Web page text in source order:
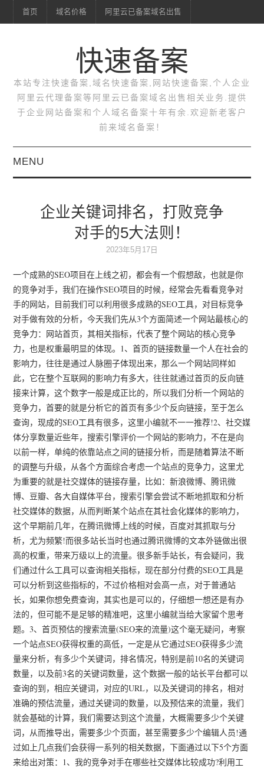
首页 域名价格 阿里云已备案域名出售
快速备案
本站专注快速备案,域名快速备案,网站快速备案,个人企业
阿里云代理备案等阿里云已备案域名出售相关业务.提供
于企业网站备案和个人域名备案十年有余.欢迎新老客户
前来域名备案！
MENU
域名价格
阿里云已备案域名出售
企业关键词排名，打败竞争
对手的5大法则！
2023年5月17日
一个成熟的SEO项目在上线之初，都会有一个假想敌，也就是你
的竞争对手，我们在操作SEO项目的时候，经常会先看看竞争对
手的网站，目前我们可以利用很多成熟的SEO工具，对目标竞争
对手做有效的分析，今天我们先从3个方面简述一个网站最核心的
竞争力：网站首页，其相关指标，代表了整个网站的核心竞争
力，也是权重最明显的体现。1、首页的链接数量一个人在社会的
影响力，往往是通过人脉圈子体现出来，那么一个网站同样如
此，它在整个互联网的影响力有多大，往往就通过首页的反向链
接来计算，这个数字一般是成正比的，所以我们分析一个网站的
竞争力，首要的就是分析它的首页有多少个反向链接，至于怎么
查询，现成的SEO工具有很多，这里小编就不一一推荐!2、社交媒
体分享数量近些年，搜索引擎评价一个网站的影响力，不在是向
以前一样，单纯的依靠站点之间的链接分析，而是随着算法不断
的调整与升级，从各个方面综合考虑一个站点的竞争力，这里尤
为重要的就是社交媒体的链接存量，比如：新浪微博、腾讯微
博、豆瓣、各大自媒体平台，搜索引擎会尝试不断地抓取和分析
社交媒体的数据，从而判断某个站点在其社会化媒体的影响力，
这个早期前几年，在腾讯微博上线的时候，百度对其抓取与分
析，尤为频繁!而很多站长当时也通过腾讯微博的文本外链做出很
高的权重，带来万级以上的流量。很多新手站长，有会疑问，我
们通过什么工具可以查询相关指标，现在部分付费的SEO工具是
可以分析到这些指标的，不过价格相对会高一点，对于普通站
长，如果你想免费查询，其实也是可以的，仔细想一想还是有办
法的，但可能不是足够的精准吧，这里小编就当给大家留个思考
题。3、首页预估的搜索流量(SEO来的流量)这个毫无疑问，考察
一个站点SEO获得权重的高低，一定是从它通过SEO获得多少流
量来分析，有多少个关键词，排名情况，特别是前10名的关键词
数量，以及前3名的关键词数量，这个数据一般的站长平台都可以
查询的到，相应关键词，对应的URL，以及关键词的排名，相对
准确的预估流量，通过关键词的数量，以及预估来的流量，我们
就会基础的计算，我们需要达到这个流量，大概需要多少个关键
词，从而推导出，需要多少个页面，甚至需要多少个编辑人员!通
过如上几点我们会获得一系列的相关数据，下面通过以下5个方面
来给出对策：1、我的竞争对手在哪些社交媒体比较成功?利用工